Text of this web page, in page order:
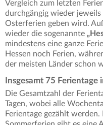
Vergleich zum letzten
durchgängig wieder
Osterferien geben wird.
wieder die sogenannte
mindestens eine ganze
Hessen noch Ferien,
der meisten Länder schon
Insgesamt 75 Ferientage
Die Gesamtzahl der
Tagen, wobei alle
Ferientage gezählt